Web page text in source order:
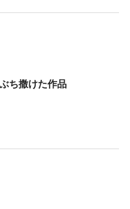
ち撒けた作品